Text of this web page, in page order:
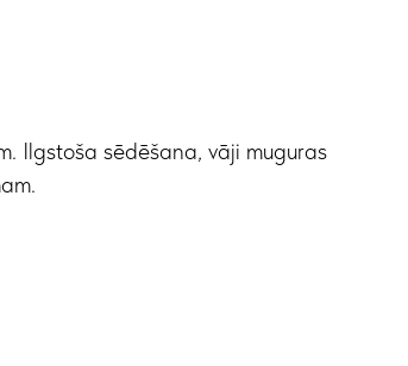
Ilgstoša sēdēšana, vāji muguras